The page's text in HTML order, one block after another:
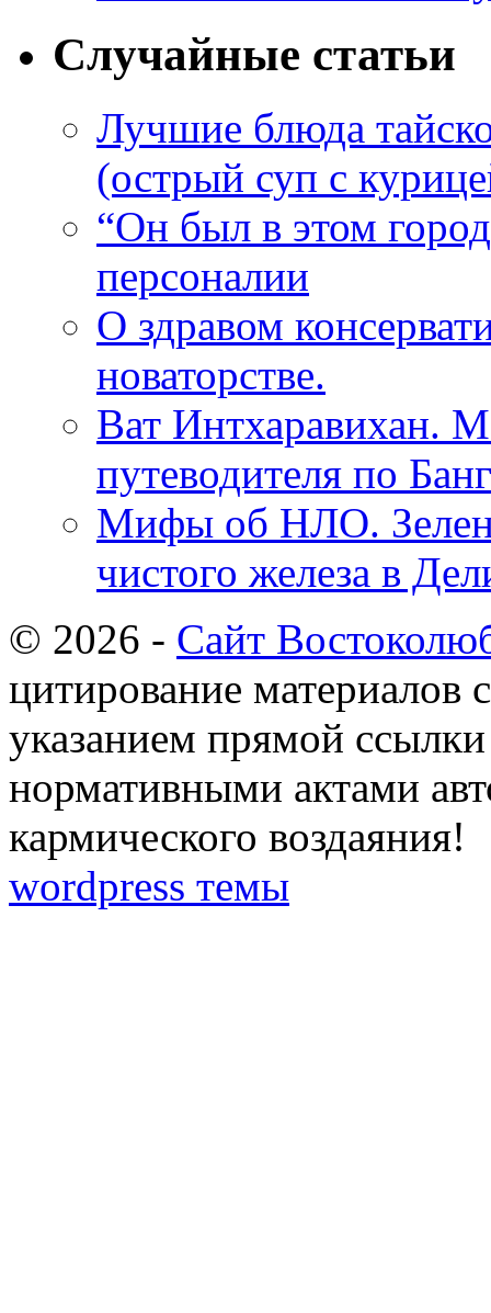
Случайные статьи
Лучшие блюда
(острый суп с
“Он был в этом
персоналии
О здравом
новаторстве.
Ват Интхаравихан.
путеводителя по
Мифы об НЛО.
чистого железа в
© 2026 - Сайт
цитирование материалов
указанием прямой
нормативными актами
кармического воздаяния!
wordpress темы